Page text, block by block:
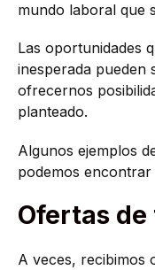
mundo laboral que
Las oportunidades
inesperada pueden
ofrecernos
planteado.
Algunos ejemplos
podemos encontrar
Ofertas
A veces, recibimos